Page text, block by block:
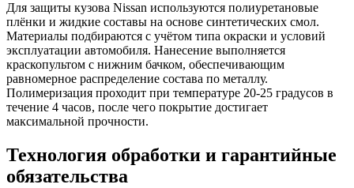
Для защиты кузова Nissan используются полиуретановые
плёнки и жидкие составы на основе синтетических смол.
Материалы подбираются с учётом типа окраски и условий
эксплуатации автомобиля. Нанесение выполняется
краскопультом с нижним бачком, обеспечивающим
равномерное распределение состава по металлу.
Полимеризация проходит при температуре 20-25 градусов в
течение 4 часов, после чего покрытие достигает
максимальной прочности.
Технология обработки и гарантийные
обязательства